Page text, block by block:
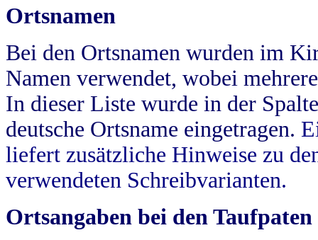
Ortsnamen
Bei den Ortsnamen wurden im
Namen verwendet, wobei
In dieser Liste wurde in der
deutsche Ortsname eingetragen.
liefert zusätzliche Hinweise zu
verwendeten Schreibvarianten.
Ortsangaben bei den Taufpaten